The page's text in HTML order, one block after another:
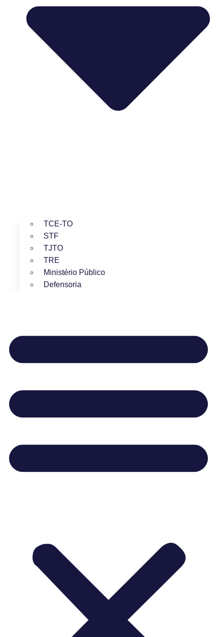
TCE-TO
STF
TJTO
TRE
Ministério Público
Defensoria